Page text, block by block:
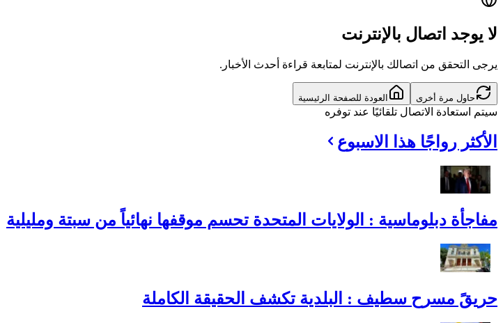
لا يوجد اتصال بالإنترنت
يرجى التحقق من اتصالك بالإنترنت لمتابعة قراءة أحدث الأخبار.
حاول مرة أخرى العودة للصفحة الرئيسية
سيتم استعادة الاتصال تلقائيًا عند توفره
الأكثر رواجًا هذا الاسبوع
مفاجأة دبلوماسية : الولايات المتحدة تحسم موقفها نهائياً من سبتة ومليلية
حريقً مسرح سطيف : البلدية تكشف الحقيقة الكاملة